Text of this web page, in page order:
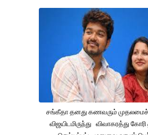
சங்கீதா தனது கணவரும்
விஜயிடமிருந்து விவாகரத்து